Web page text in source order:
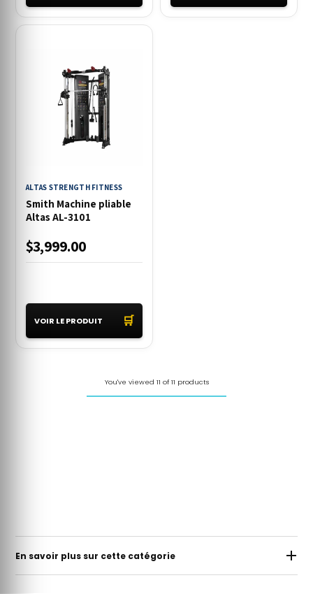
ALTAS STRENGTH FITNESS
Smith Machine pliable
Altas AL-3101
$3,999.00
VOIR LE PRODUIT 🛒
You've viewed 11 of 11 products
En savoir plus sur cette catégorie